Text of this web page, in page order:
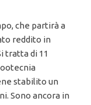
che partirà a
reddito in
tratta di 11
stabilito un
Sono ancora in